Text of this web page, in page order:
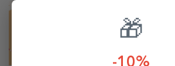
🎁
-10%